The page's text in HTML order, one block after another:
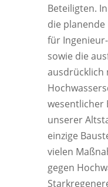
Beteiligten.
die
für
sowie die
ausdrücklich
wesentlicher
unserer
einzige
vielen
gegen